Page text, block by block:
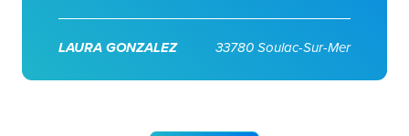
LAURA GONZALEZ 33780 Soulac-Sur-Mer